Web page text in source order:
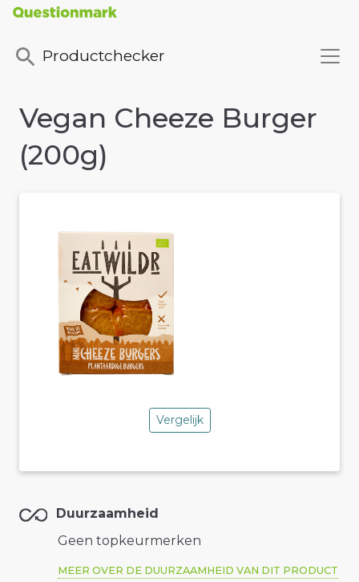
Productchecker
Vegan Cheeze Burger
(200g)
Vergelijk
Duurzaamheid
Geen topkeurmerken
MEER OVER DE DUURZAAMHEID VAN DIT PRODUCT